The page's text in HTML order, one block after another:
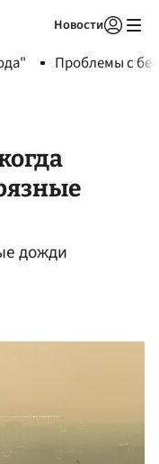
Новости
Проблемы с
дожди